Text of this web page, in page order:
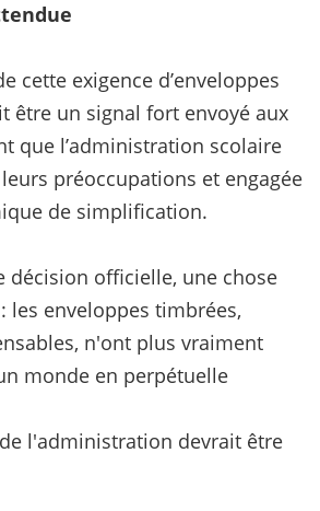
cette exigence d’enveloppes
être un signal fort envoyé aux
que l’administration scolaire
leurs préoccupations et engagée
de simplification.
décision officielle, une chose
les enveloppes timbrées,
n'ont plus vraiment
monde en perpétuelle
l'administration devrait être